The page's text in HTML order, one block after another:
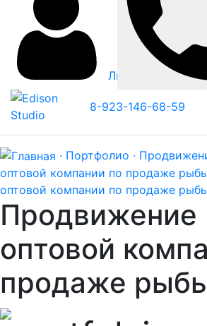
Личный кабинет
8-923-146-68-59
· Портфолио ·
оптовой компании по продаже
оптовой компании по продаже
Продвижение
оптовой
продаже